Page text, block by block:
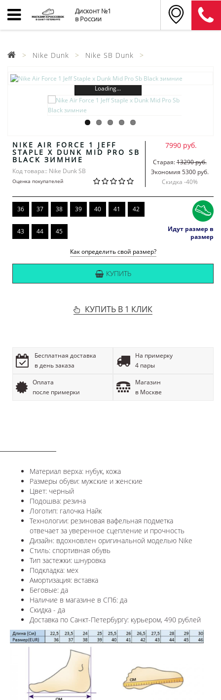
Дисконт №1
в России
Nike Dunk Nike SB Dunk
Loading...
NIKE AIR FORCE 1 JEFF
STAPLE X DUNK MID PRO SB
BLACK ЗИМНИЕ
Код товара:: Nike Dunk SB
Оценка покупателей
7990 руб.
Старая:13290 руб.
Экономия 5300 руб.
Скидка -40%
36 37 38 39 40 41 42
43 44 45
Идут размер в
размер
Как определить свой размер?
КУПИТЬ
КУПИТЬ В 1 КЛИК
Бесплатная доставка
в день заказа
На примерку
4 пары
Оплата
после примерки
Магазин
в Москве
Материал верха: нубук, кожа
Размеры обуви: мужские и женские
Цвет: черный
Подошва: резина
Логотип: галочка Найк
Технологии: резиновая вафельная подметка
отвечает за уверенное сцепление и прочность
Дизайн: вдохновлен оригинальной моделью Nike
Стиль: спортивная обувь
Тип застежки: шнуровка
Подкладка: мех
Амортизация: вставка
Беговые: да
Наличие в магазине в СПб: да
Скидка - да
Доставка по Санкт-Петербургу: курьером, 490 рублей